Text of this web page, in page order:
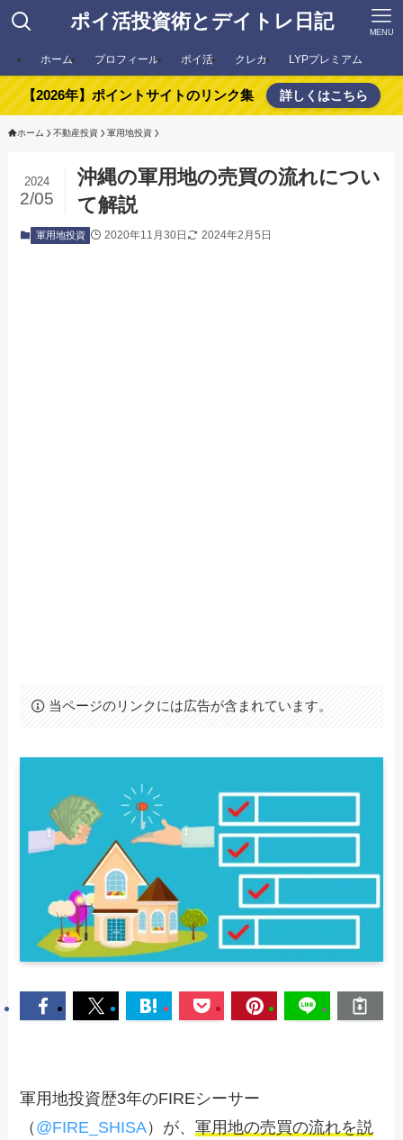
ポイ活投資術とデイトレ日記 MENU
ホーム プロフィール ポイ活 クレカ LYPプレミアム
【2026年】ポイントサイトのリンク集 詳しくはこちら
ホーム 不動産投資 軍用地投資
沖縄の軍用地の売買の流れについ
て解説
2024
2/05
軍用地投資 2020年11月30日 2024年2月5日
当ページのリンクには広告が含まれています。
軍用地投資歴3年のFIREシーサー
（ @FIRE_SHISA）が、軍用地の売買の流れを説